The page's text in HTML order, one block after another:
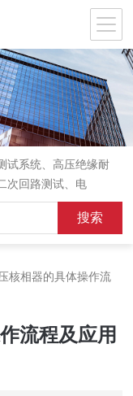
试系统、高压绝缘耐
次回路测试、电
核相器的具体操作流
流程及应用